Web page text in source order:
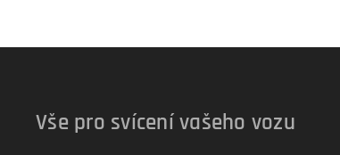
Vše pro svícení vašeho vozu